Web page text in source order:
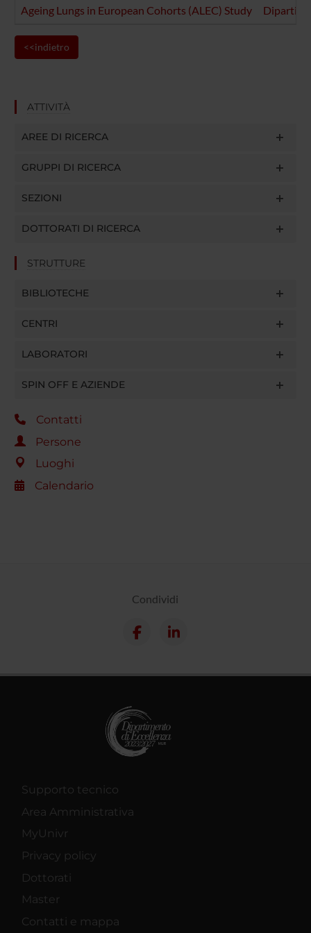
Ageing Lungs in European Cohorts (ALEC) Study
<<indietro
ATTIVITÀ
AREE DI RICERCA
GRUPPI DI RICERCA
SEZIONI
DOTTORATI DI RICERCA
STRUTTURE
BIBLIOTECHE
CENTRI
LABORATORI
SPIN OFF E AZIENDE
Contatti
Persone
Luoghi
Calendario
Condividi
Supporto tecnico
Area Amministrativa
MyUnivr
Privacy policy
Dottorati
Master
Contatti e mappa